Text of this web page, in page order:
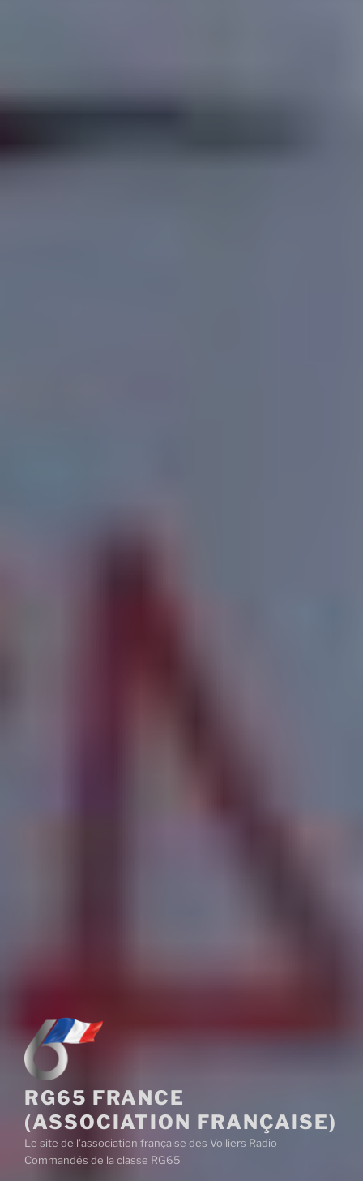
RG65 FRANCE
(ASSOCIATION FRANÇAISE)
Le site de l'association française des Voiliers Radio-
Commandés de la classe RG65